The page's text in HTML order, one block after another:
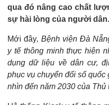
Đảng
Tổ chức nhân sự
Nhận diện sự thật
qua đó nâng cao chất
sự hài lòng của người dân.
Mới đây, Bệnh viện Đà
y tế thông minh thực hiện
dụng dữ liệu về dân cư,
phục vụ chuyển đổi số
nhìn đến năm 2030 của